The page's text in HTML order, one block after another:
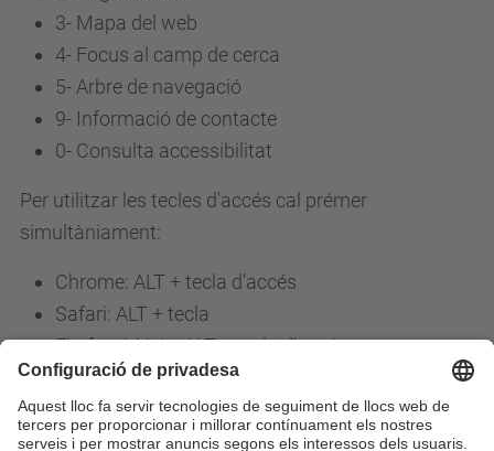
3- Mapa del web
4- Focus al camp de cerca
5- Arbre de navegació
9- Informació de contacte
0- Consulta accessibilitat
Per utilitzar les tecles d'accés cal prémer
simultàniament:
Chrome: ALT + tecla d'accés
Safari: ALT + tecla
Firefox: MAJ + ALT + tecla d'accés
Edge: ALT + tecla d'accés